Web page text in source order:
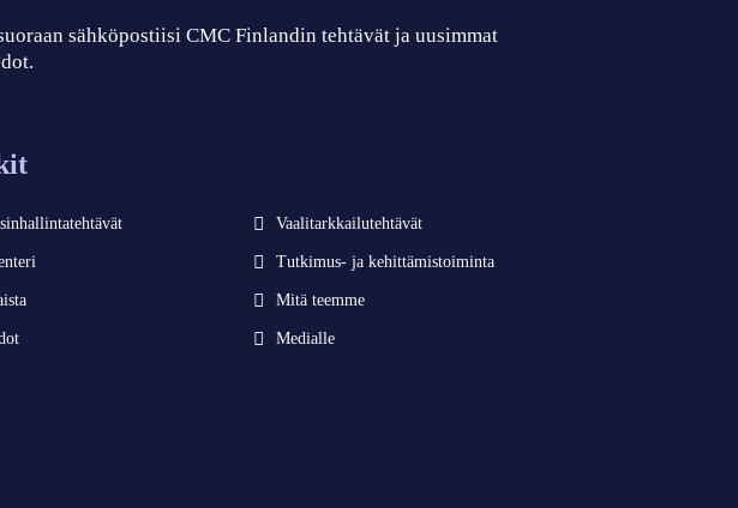
sähköpostiisi CMC Finlandin tehtävät ja uusimmat
Vaalitarkkailutehtävät
Tutkimus- ja kehittämistoiminta
Mitä teemme
Medialle